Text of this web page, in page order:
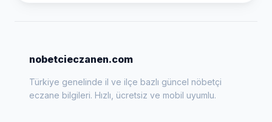
nobetcieczanen.com
Türkiye genelinde il ve ilçe bazlı güncel nöbetçi
eczane bilgileri. Hızlı, ücretsiz ve mobil uyumlu.